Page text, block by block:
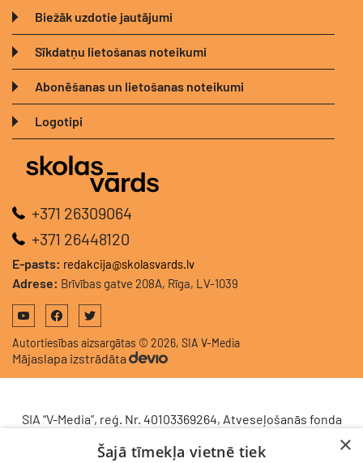
Biežāk uzdotie jautājumi
Sīkdatņu lietošanas noteikumi
Abonēšanas un lietošanas noteikumi
Logotipi
+371 26309064
+371 26448120
E-pasts: redakcija@skolasvards.lv
Adrese: Brīvības gatve 208A, Rīga, LV-1039
Autortiesības aizsargātas © 2026, SIA V-Media
Mājaslapa izstrādāta
SIA “V-Media”, reģ. Nr. 40103369264, Atveseļošanās fonda
komercdarbības procesu uzlabošanā - ieviesta klientu
×
Šajā tīmekļa vietnē tiek